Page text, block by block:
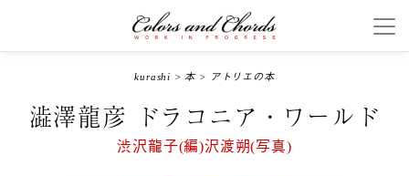
kurashi > 本 > アトリエの本
澁澤龍彦 ドラコニア・ワールド
渋沢龍子(編)沢渡朔(写真)